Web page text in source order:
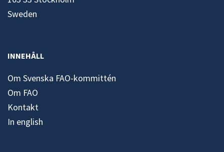
Sweden
INNEHÅLL
Om Svenska FAO-kommittén
Om FAO
Kontakt
In english